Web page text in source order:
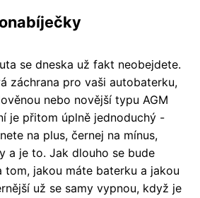
se dneska už fakt neobejdete.
záchrana pro vaši autobaterku,
nebo novější typu AGM
je přitom úplně jednoduchý -
na plus, černej na mínus,
a je to. Jak dlouho se bude
tom, jakou máte baterku a jakou
už se samy vypnou, když je